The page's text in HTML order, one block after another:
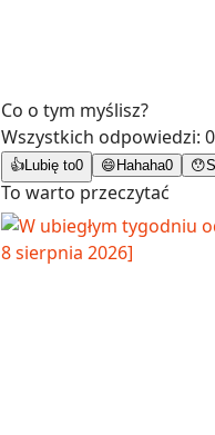
Co o tym myślisz?
Wszystkich odpowiedzi: 0
👍Lubię to0 😄 Hahaha0 😯
To warto przeczytać